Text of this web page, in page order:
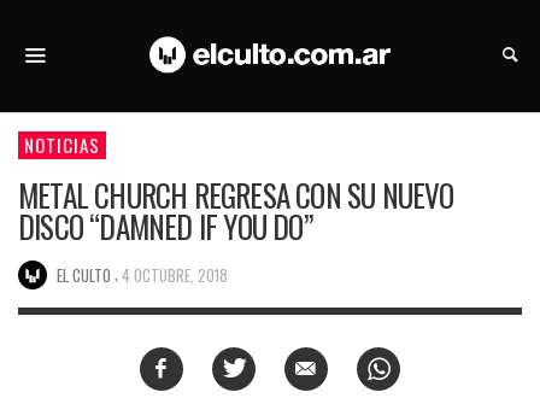
NOTICIAS
METAL CHURCH REGRESA CON SU NUEVO
DISCO “DAMNED IF YOU DO”
EL CULTO 4 OCTUBRE, 2018